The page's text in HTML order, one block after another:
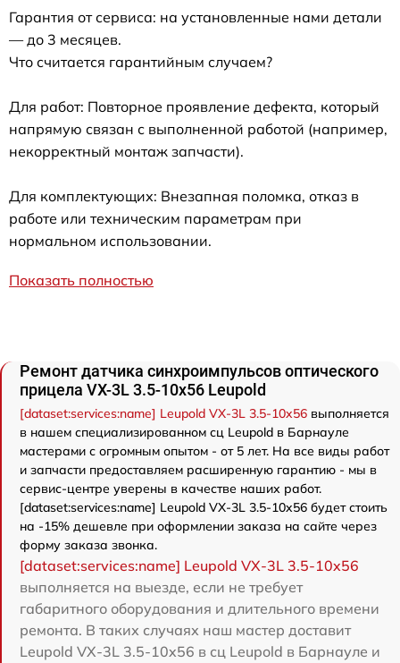
Гарантия от сервиса: на установленные нами детали
— до 3 месяцев.
Что считается гарантийным случаем?
Для работ: Повторное проявление дефекта, который
напрямую связан с выполненной работой (например,
некорректный монтаж запчасти).
Для комплектующих: Внезапная поломка, отказ в
работе или техническим параметрам при
нормальном использовании.
Показать полностью
Ремонт датчика синхроимпульсов оптического
прицела VX-3L 3.5-10x56 Leupold
[dataset:services:name] Leupold VX-3L 3.5-10x56 выполняется
в нашем специализированном сц Leupold в Барнауле
мастерами с огромным опытом - от 5 лет. На все виды работ
и запчасти предоставляем расширенную гарантию - мы в
сервис-центре уверены в качестве наших работ.
[dataset:services:name] Leupold VX-3L 3.5-10x56 будет стоить
на -15% дешевле при оформлении заказа на сайте через
форму заказа звонка.
[dataset:services:name] Leupold VX-3L 3.5-10x56
выполняется на выезде, если не требует
габаритного оборудования и длительного времени
ремонта. В таких случаях наш мастер доставит
Leupold VX-3L 3.5-10x56 в сц Leupold в Барнауле и